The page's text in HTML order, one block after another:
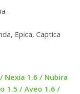
Epica, Captica
Nexia 1.6 / Nubira
1.5 / Aveo 1.6 /